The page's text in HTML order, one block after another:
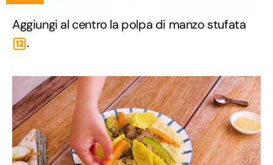
Aggiungi al centro la polpa di manzo stufata
12 .